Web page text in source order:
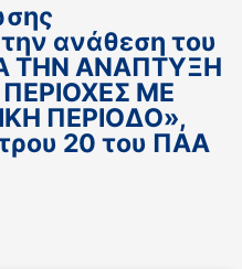
ανάθεση του
THN ANAΠΤΥΞΗ
ΜΕ
ΠΕΡΙΟΔΟ»,
20 του ΠAA